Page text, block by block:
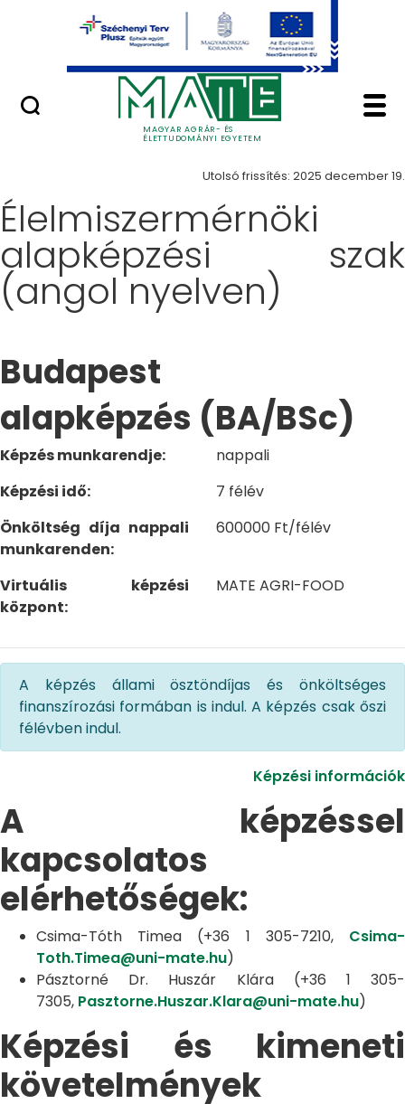
Ugrás a fő tartalomhoz
MAGYAR AGRÁR- ÉS
ÉLETTUDOMÁNYI EGYETEM
Minőségügy
Képzés - Magyar
Képzések
Utolsó frissítés: 2025 december 19.
Élelmiszermérnöki
alapképzési szak
(angol nyelven)
Budapest
alapképzés (BA/BSc)
Képzés munkarendje:
nappali
Képzési idő:
7 félév
Önköltség díja nappali
munkarenden:
600000 Ft/félév
Virtuális képzési
központ:
MATE AGRI-FOOD
A képzés állami ösztöndíjas és önköltséges
finanszírozási formában is indul. A képzés csak őszi
félévben indul.
Képzési információk
A képzéssel
kapcsolatos
elérhetőségek:
Csima-Tóth Timea (+36 1 305-7210, Csima-
Toth.Timea@uni-mate.hu)
Pásztorné Dr. Huszár Klára (+36 1 305-
7305, Pasztorne.Huszar.Klara@uni-mate.hu)
Képzési és kimeneti
követelmények